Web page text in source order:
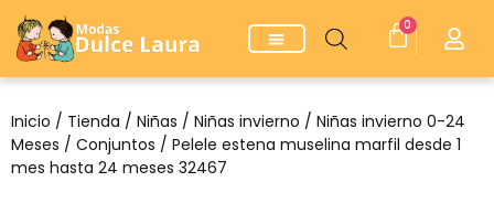
0
Inicio / Tienda / Niñas / Niñas invierno / Niñas invierno 0-24
Meses / Conjuntos / Pelele estena muselina marfil desde 1
mes hasta 24 meses 32467